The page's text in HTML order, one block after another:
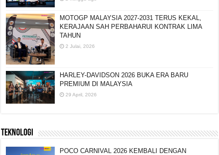
MOTOGP MALAYSIA 2027-2031 TERUS KEKAL,
KERAJAAN SAH PERBAHARUI KONTRAK LIMA
TAHUN
2 Julai, 2026
HARLEY-DAVIDSON 2026 BUKA ERA BARU
PREMIUM DI MALAYSIA
29 April, 2026
TEKNOLOGI
POCO CARNIVAL 2026 KEMBALI DENGAN